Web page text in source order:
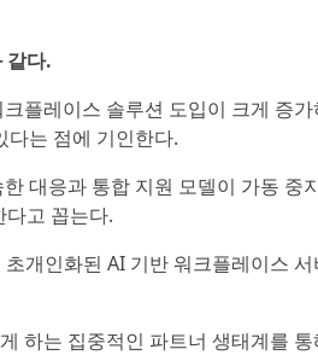
같다.
플레이스 솔루션 도입이 크게 증가
다는 점에 기인한다.
대응과 통합 지원 모델이 가동 중
고 꼽는다.
개인화된 AI 기반 워크플레이스 서
하는 집중적인 파트너 생태계를 통